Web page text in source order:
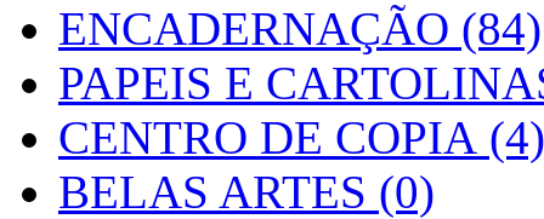
ENCADERNAÇÃO (84)
PAPEIS E
CENTRO DE COPIA (4)
BELAS ARTES (0)